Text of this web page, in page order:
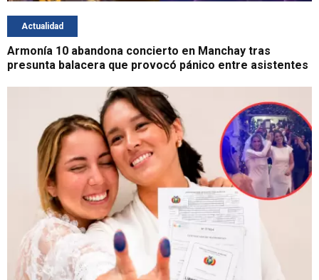
Actualidad
Armonía 10 abandona concierto en Manchay tras
presunta balacera que provocó pánico entre asistentes